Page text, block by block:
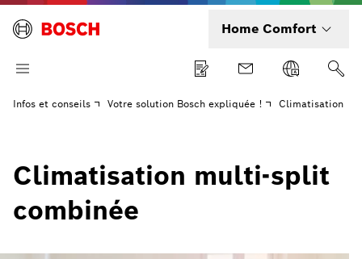
Home Comfort
Infos et conseils Votre solution Bosch expliquée ! Climatisation
Climatisation multi-split
combinée